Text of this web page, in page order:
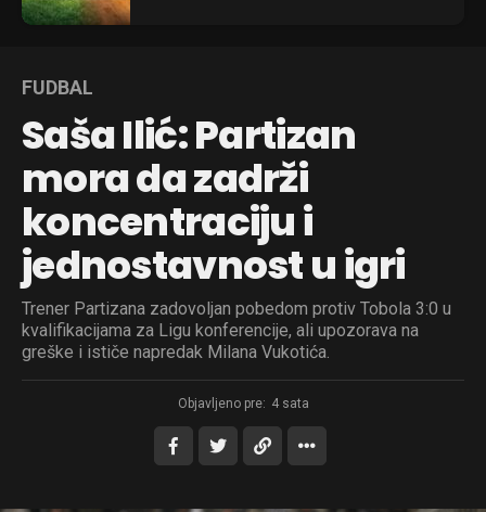
FUDBAL
Saša Ilić: Partizan
mora da zadrži
koncentraciju i
jednostavnost u igri
Trener Partizana zadovoljan pobedom protiv Tobola 3:0 u
kvalifikacijama za Ligu konferencije, ali upozorava na
greške i ističe napredak Milana Vukotića.
Objavljeno pre: 4 sata